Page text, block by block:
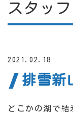
スタッ
2021.02.18
排雪新
どこかの湖で結